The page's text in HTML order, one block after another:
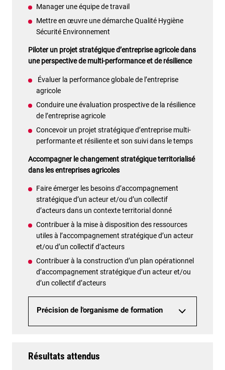
Manager une équipe de travail
Mettre en œuvre une démarche Qualité Hygiène
Sécurité Environnement
Piloter un projet stratégique d’entreprise agricole dans
une perspective de multi-performance et de résilience
Évaluer la performance globale de l’entreprise
agricole
Conduire une évaluation prospective de la résilience
de l’entreprise agricole
Concevoir un projet stratégique d’entreprise multi-
performante et résiliente et son suivi dans le temps
Accompagner le changement stratégique territorialisé
dans les entreprises agricoles
Faire émerger les besoins d’accompagnement
stratégique d’un acteur et/ou d’un collectif
d’acteurs dans un contexte territorial donné
Contribuer à la mise à disposition des ressources
utiles à l’accompagnement stratégique d’un acteur
et/ou d’un collectif d’acteurs
Contribuer à la construction d’un plan opérationnel
d’accompagnement stratégique d’un acteur et/ou
d’un collectif d’acteurs
Précision de l'organisme de formation
Résultats attendus